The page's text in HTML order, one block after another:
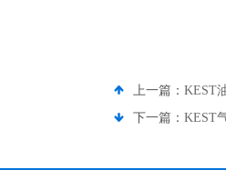
上一篇： KEST
下一篇： KEST